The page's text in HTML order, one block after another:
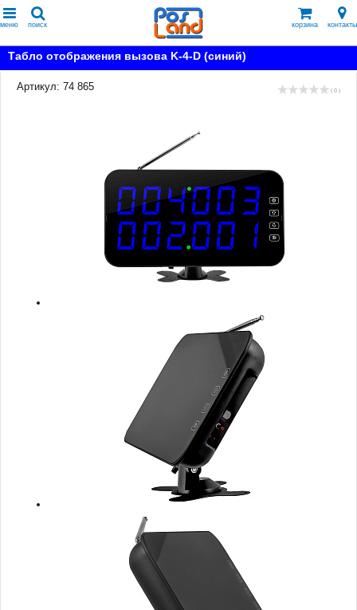
меню поиск корзина контакты
Табло отображения вызова K-4-D (синий)
Артикул: 74 865 ( 0 )